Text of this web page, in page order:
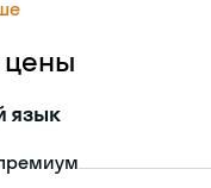
цены
язык